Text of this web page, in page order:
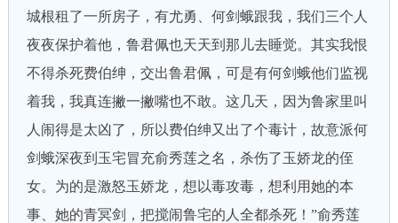
城根租了一所房子，有尤勇、何剑蛾跟我，我们三个人
夜夜保护着他，鲁君佩也天天到那儿去睡觉。其实我恨
不得杀死费伯绅，交出鲁君佩，可是有何剑蛾他们监视
着我，我真连撇一撇嘴也不敢。这几天，因为鲁家里叫
人闹得是太凶了，所以费伯绅又出了个毒计，故意派何
剑蛾深夜到玉宅冒充俞秀莲之名，杀伤了玉娇龙的侄
女。为的是激怒玉娇龙，想以毒攻毒，想利用她的本
事、她的青冥剑，把搅闹鲁宅的人全都杀死！”俞秀莲